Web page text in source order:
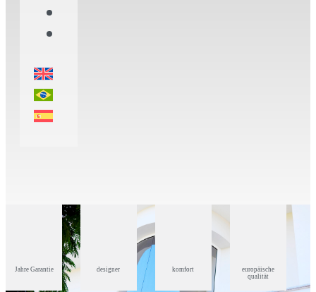
Jahre Garantie designer komfort
europäische
qualität